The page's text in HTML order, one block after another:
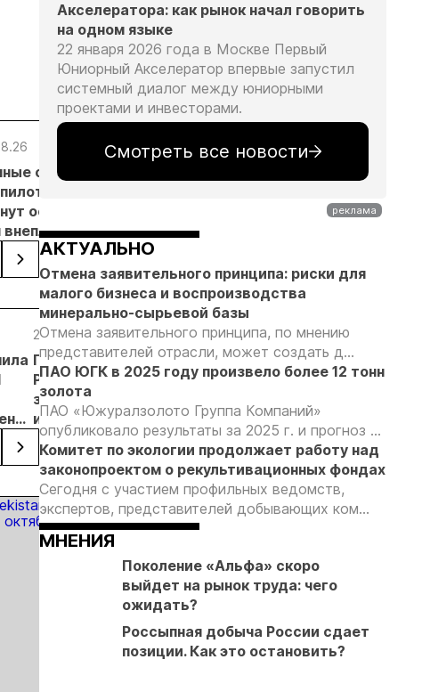
с
основанием
внеплановых
05.08.26
снизилась
на 20,3% в
первом
полугодии
05.08.26
незаконной
добыче 43
кг золота и
серебра на
Урале
05.08.26
Эксперты
изменить
россыпной
золотодобычи
реформы
лицензирования
24.10.19
Пол
Роллинсон
заявил об
интересе
инвесторов
к добыче
золота в
России
05.09.19
Глава
Минприроды
рабочую
встречу с
Полом
Роллинсоном
06.08.19
Дмитрий
Кобылкин
с вице-
президентом
Кинросс
Голд
01.08.19
Kinross
приобретает
в Хабаровском
крае
Акселератора: как рынок начал говорить
на одном языке
22 января 2026 года в Москве Первый
Юниорный Акселератор впервые запустил
системный диалог между юниорными
проектами и инвесторами.
Смотреть все новости
АКТУАЛЬНО
Отмена заявительного принципа: риски для
малого бизнеса и воспроизводства
минерально-сырьевой базы
Отмена заявительного принципа, по мнению
представителей отрасли, может создать д...
ПАО ЮГК в 2025 году произвело более 12 тонн
золота
ПАО «Южуралзолото Группа Компаний»
опубликовало результаты за 2025 г. и прогноз ...
Комитет по экологии продолжает работу над
законопроектом о рекультивационных фондах
Сегодня с участием профильных ведомств,
экспертов, представителей добывающих ком...
МНЕНИЯ
Поколение «Альфа» скоро
выйдет на рынок труда: чего
ожидать?
Россыпная добыча России сдает
позиции. Как это остановить?